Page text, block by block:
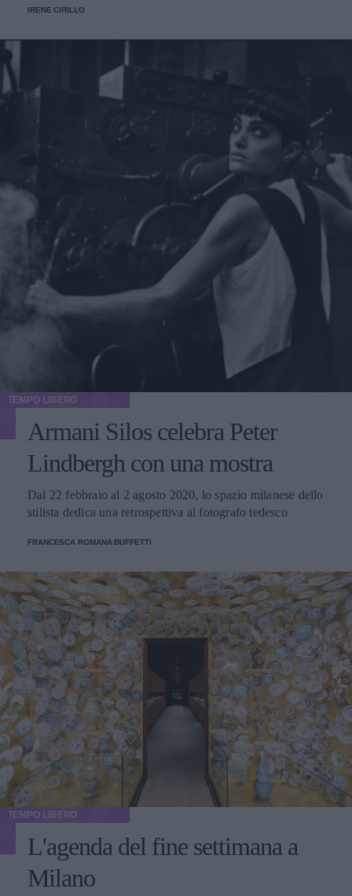
IRENE CIRILLO
TEMPO LIBERO
Armani Silos celebra Peter
Lindbergh con una mostra
Dal 22 febbraio al 2 agosto 2020, lo spazio milanese dello
stilista dedica una retrospettiva al fotografo tedesco
FRANCESCA ROMANA BUFFETTI
TEMPO LIBERO
L'agenda del fine settimana a
Milano